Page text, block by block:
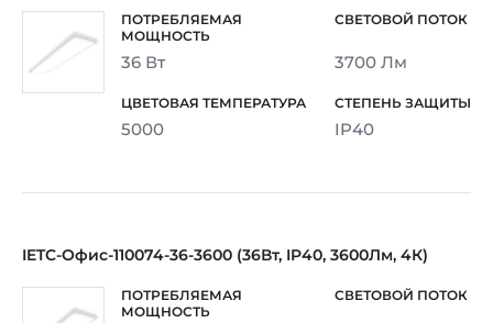
36 Вт 3700 Лм
5000 IP40
IETC-Офис-110074-36-3600 (36Вт, IP40, 3600Лм, 4К)